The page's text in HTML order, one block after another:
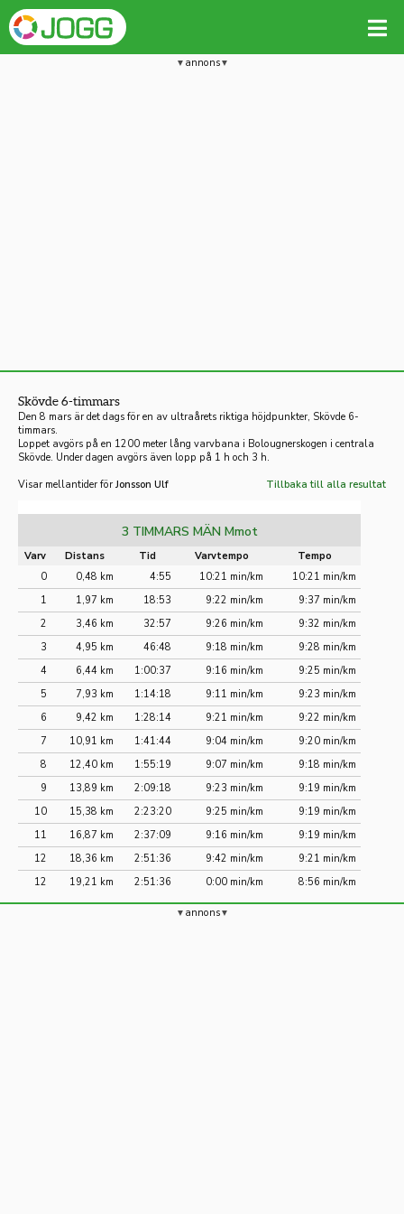
annons
Skövde 6-timmars
Den 8 mars är det dags för en av ultraårets riktiga höjdpunkter, Skövde 6-
timmars.
Loppet avgörs på en 1200 meter lång varvbana i Bolougnerskogen i centrala
Skövde. Under dagen avgörs även lopp på 1 h och 3 h.
Visar mellantider för Jonsson Ulf Tillbaka till alla resultat
3 TIMMARS MÄN Mmot
Varv Distans Tid Varvtempo
Tempo
0
0,48 km 4:55 10:21 min/km
10:21 min/km
1
1,97 km 18:53 9:22 min/km
9:37 min/km
2
3,46 km 32:57 9:26 min/km
9:32 min/km
3
4,95 km 46:48 9:18 min/km
9:28 min/km
4
6,44 km 1:00:37 9:16 min/km
9:25 min/km
5
7,93 km 1:14:18 9:11 min/km
9:23 min/km
6
9,42 km 1:28:14 9:21 min/km
9:22 min/km
7
10,91 km 1:41:44 9:04 min/km
9:20 min/km
8
12,40 km 1:55:19 9:07 min/km
9:18 min/km
9
13,89 km 2:09:18 9:23 min/km
9:19 min/km
10
15,38 km 2:23:20 9:25 min/km
9:19 min/km
11
16,87 km 2:37:09 9:16 min/km
9:19 min/km
12
18,36 km 2:51:36 9:42 min/km
9:21 min/km
12
19,21 km 2:51:36 0:00 min/km 8:56 min/km
annons